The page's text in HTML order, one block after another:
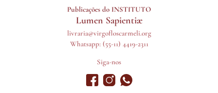
Publicações do INSTITUTO
Lumen Sapientiæ
livraria@virgofloscarmeli.org
Whatsapp: (55-11) 4419-2311
Siga-nos